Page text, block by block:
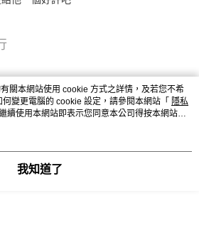
關本網站使用 cookie 方式之詳情，及若您不希
變更電腦的 cookie 設定，請參閱本網站「 隱私
續使用本網站即表示您同意本公司得按本網站使
。
我知道了